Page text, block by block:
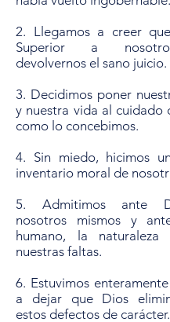
2. Llegamos a creer
Superior a
devolvernos el sano juicio.
3. Decidimos poner
y nuestra vida al cuidado
como lo concebimos.
4. Sin miedo, hicimos
inventario moral de
5. Admitimos ante
nosotros mismos y
humano, la naturaleza
nuestras faltas.
6. Estuvimos
a dejar que Dios
estos defectos de carácter.